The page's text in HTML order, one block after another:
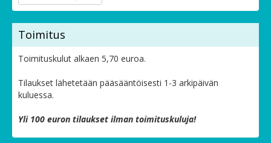
Toimitus
Toimituskulut alkaen 5,70 euroa.
Tilaukset lähetetään pääsääntöisesti 1-3 arkipäivän
kuluessa.
Yli 100 euron tilaukset ilman toimituskuluja!